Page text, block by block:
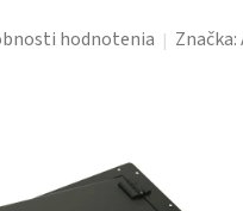
hodnotenia Značka: